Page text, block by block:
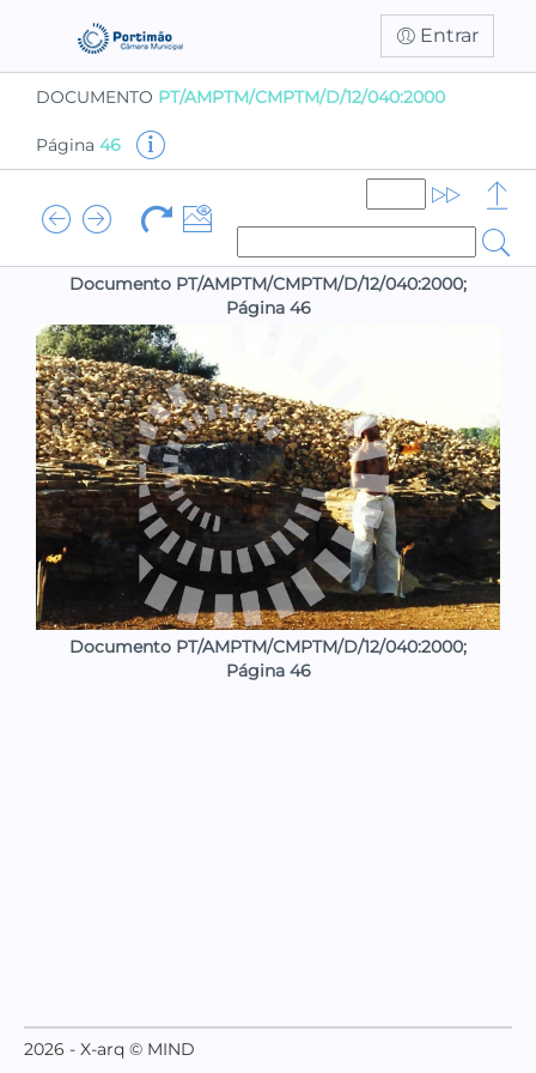
Entrar
DOCUMENTO PT/AMPTM/CMPTM/D/12/040:2000
Página 46
Documento PT/AMPTM/CMPTM/D/12/040:2000;
Página 46
Documento PT/AMPTM/CMPTM/D/12/040:2000;
Página 46
2026 - X-arq © MIND